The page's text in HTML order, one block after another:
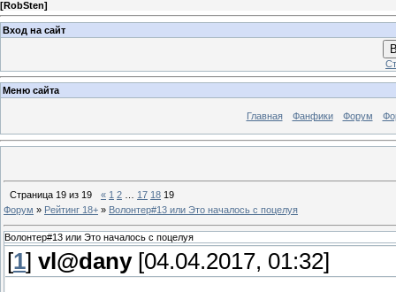
[RobSten]
Вход на сайт
Меню сайта
Главная Фанфики Форум
Страница 19 из 19 « 1 2 17 18 19
Форум » Рейтинг 18+ » Волонтер#13 или Это началось с поцелуя
Волонтер#13 или Это началось с поцелуя
[1] vl@dany[04.04.2017, 01:32]